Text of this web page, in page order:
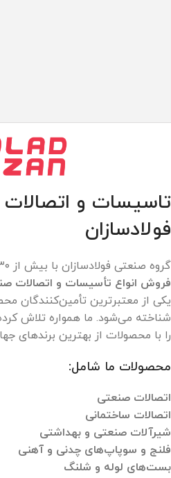
تاسیسات و
فولادسازان
گروه صنعتی فولادسازان با بیش از ۳۰ سال سابقه درخشان در زمینه
فروش انواع تأسیسات و اتصالات
یکی از معتبرترین تأمین‌کنندگان
شناخته می‌شود. ما همواره تلاش
را با محصولات از بهترین برندهای
محصولات ما شامل:
اتصالات صنعتی
اتصالات ساختمانی
شیرآلات صنعتی و بهداشتی
فلنج و سوپاپ‌های چدنی و آهنی
بست‌های لوله و شلنگ